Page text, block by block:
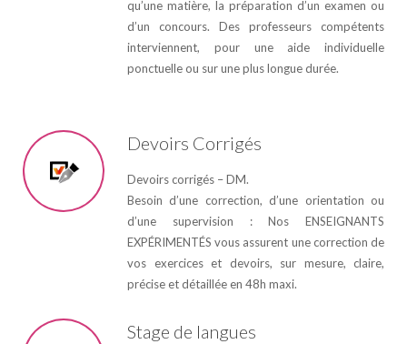
qu’une matière, la préparation d’un examen ou
d’un concours. Des professeurs compétents
interviennent, pour une aide individuelle
ponctuelle ou sur une plus longue durée.
Devoirs Corrigés
Devoirs corrigés – DM.
Besoin d’une correction, d’une orientation ou
d’une supervision : Nos ENSEIGNANTS
EXPÉRIMENTÉS vous assurent une correction de
vos exercices et devoirs, sur mesure, claire,
précise et détaillée en 48h maxi.
Stage de langues